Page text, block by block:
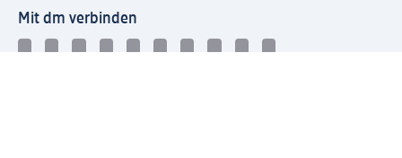
Mit dm verbinden